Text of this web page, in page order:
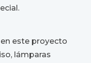
este proyecto
lámparas